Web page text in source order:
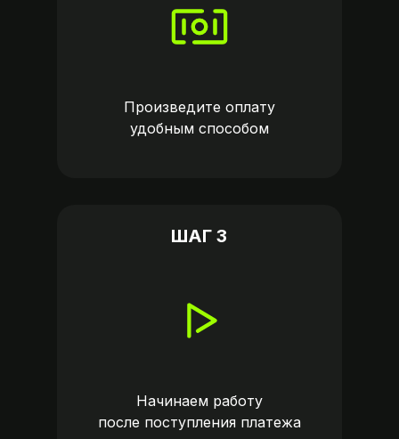
Произведите оплату
удобным способом
Начинаем работу
после поступления платежа
ШАГ 3